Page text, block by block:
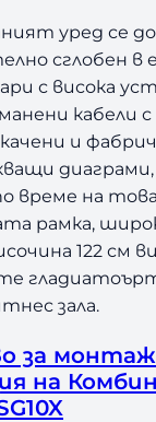
уред се
сглобен в
с висока
кабели
и
време на
рамка,
122 см
зала.
за
на